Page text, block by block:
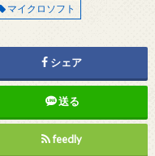
マイクロソフト
シェア
送る
feedly